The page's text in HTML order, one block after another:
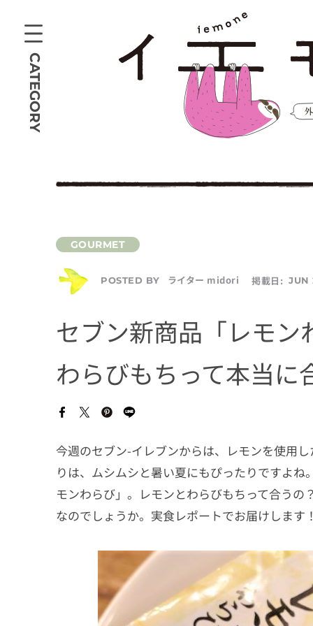
CATEGORY
POSTED BY ライター midori 掲載日: JUN
セブン新商品「レモ
わらびもちって本当に
今週のセブン-イレブンからは、レモンを使用
りは、ムシムシと暑い夏にもぴったりですよ
モンわらび」。レモンとわらびもちって合う
なのでしょうか。実食レポートでお届けします